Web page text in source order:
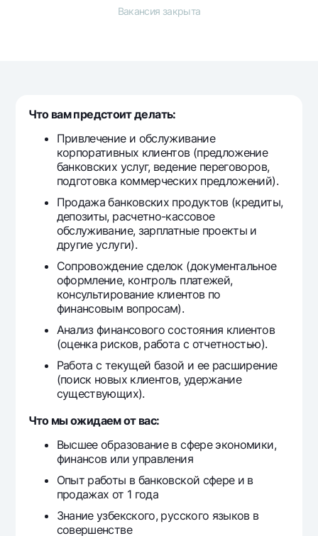
До востребования USD
Зарплатные
Мобильное приложение Milliy
Часто задаваемые вопросы
Ищите по сайту
Найти
Полезные ссылки
Часто задаваемые вопросы
Пресс-центр
Офисы и банкоматы
Согласие на обработку персональных данных
Следите за нами в соцсетях
Контакт-центр
Вакансия закрыта
Что вам предстоит делать:
Привлечение и обслуживание
корпоративных клиентов (предложение
банковских услуг, ведение переговоров,
подготовка коммерческих предложений).
Продажа банковских продуктов (кредиты,
депозиты, расчетно-кассовое
обслуживание, зарплатные проекты и
другие услуги).
Сопровождение сделок (документальное
оформление, контроль платежей,
консультирование клиентов по
финансовым вопросам).
Анализ финансового состояния клиентов
(оценка рисков, работа с отчетностью).
Работа с текущей базой и ее расширение
(поиск новых клиентов, удержание
существующих).
Что мы ожидаем от вас:
Высшее образование в сфере экономики,
финансов или управления
Опыт работы в банковской сфере и в
продажах от 1 года
Знание узбекского, русского языков в
совершенстве